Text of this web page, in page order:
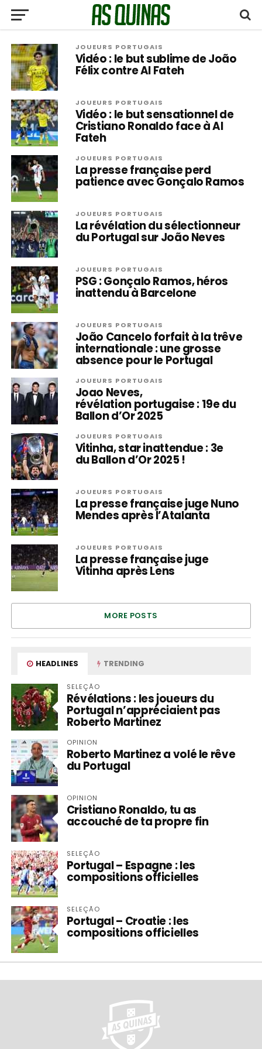
JOUEURS PORTUGAIS
Vidéo : le but sublime de João
Félix contre Al Fateh
JOUEURS PORTUGAIS
Vidéo : le but sensationnel de
Cristiano Ronaldo face à Al
Fateh
JOUEURS PORTUGAIS
La presse française perd
patience avec Gonçalo Ramos
JOUEURS PORTUGAIS
La révélation du sélectionneur
du Portugal sur João Neves
JOUEURS PORTUGAIS
PSG : Gonçalo Ramos, héros
inattendu à Barcelone
JOUEURS PORTUGAIS
João Cancelo forfait à la trêve
internationale : une grosse
absence pour le Portugal
JOUEURS PORTUGAIS
Joao Neves,
révélation portugaise : 19e du
Ballon d’Or 2025
JOUEURS PORTUGAIS
Vitinha, star inattendue : 3e
du Ballon d’Or 2025 !
JOUEURS PORTUGAIS
La presse française juge Nuno
Mendes après l’Atalanta
JOUEURS PORTUGAIS
La presse française juge
Vitinha après Lens
MORE POSTS
HEADLINES TRENDING
SELEÇÃO
Révélations : les joueurs du
Portugal n’appréciaient pas
Roberto Martinez
OPINION
Roberto Martinez a volé le rêve
du Portugal
OPINION
Cristiano Ronaldo, tu as
accouché de ta propre fin
SELEÇÃO
Portugal – Espagne : les
compositions officielles
SELEÇÃO
Portugal – Croatie : les
compositions officielles